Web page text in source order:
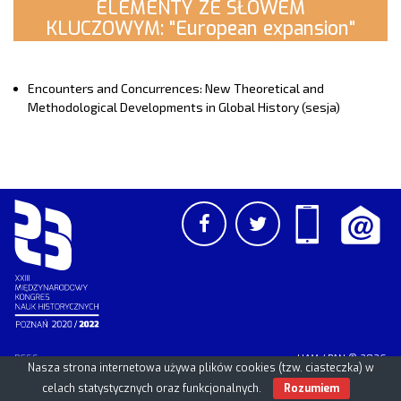
ELEMENTY ZE SŁOWEM
KLUCZOWYM: "European expansion"
Encounters and Concurrences: New Theoretical and
Methodological Developments in Global History (sesja)
PCSS UAM/PAN© 2026
Nasza strona internetowa używa plików cookies (tzw. ciasteczka) w
celach statystycznych oraz funkcjonalnych.
Rozumiem